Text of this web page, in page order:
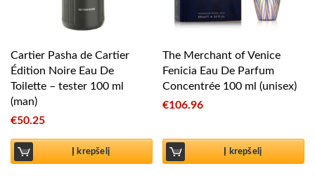
Cartier Pasha de Cartier
Édition Noire Eau De
Toilette – tester 100 ml
(man)
€50.25
Į krepšelį
The Merchant of Venice
Fenicia Eau De Parfum
Concentrée 100 ml (unisex)
€106.96
Į krepšelį